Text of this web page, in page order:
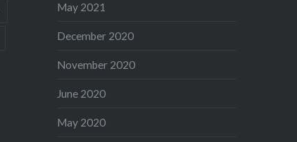
May 2021
December 2020
November 2020
June 2020
May 2020